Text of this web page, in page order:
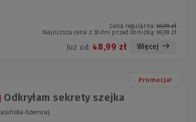
Cena regularna: 69,99 zł
Najniższa cena z 30 dni przed obniżką: 69,99 zł
Już od: 48,99 zł Więcej
Promocja!
Odkryłam sekrety szejka
Szemraj